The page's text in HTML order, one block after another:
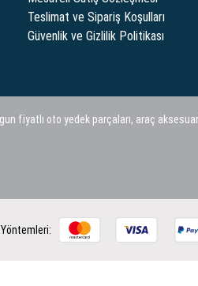
Teslimat ve Sipariş Koşulları
Güvenlik ve Gizlilik Politikası
fiyatlı oto yedek parçaları, araç